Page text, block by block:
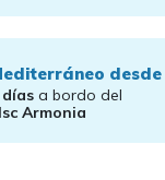
desde
a bordo del
Armonia